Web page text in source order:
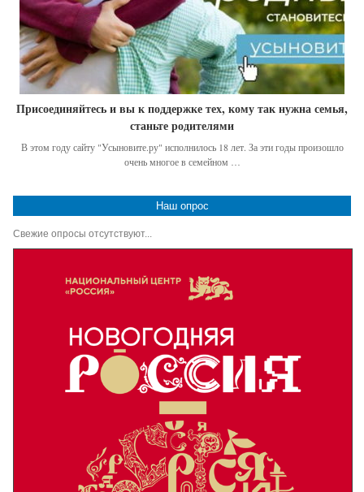
Присоединяйтесь и вы к поддержке тех, кому так нужна семья,
станьте родителями
В этом году сайту "Усыновите.ру" исполнилось 18 лет. За эти годы произошло
очень многое в семейном …
Наш опрос
Свежие опросы отсутствуют...